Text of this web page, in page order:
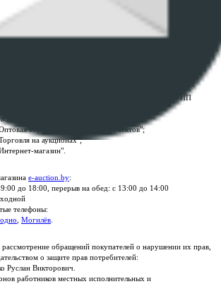
унитарное предприятие по оказанию
- Все права защищены авторским
предприятие по оказанию услуг "БелЮрОбеспечение"
пр-т. Дзержинского, 1Б, e-mail:
, УНП
реестре Республики Беларусь:
торговля без торговых объектов";
на аукционах";
магазин".
e-auction.by:
до 18:00, перерыв на обед: с 13:00 до 14:00
телефоны:
Могилёв
обращений покупателей о нарушении их прав,
о защите прав потребителей:
Руслан Викторович.
работников местных исполнительных и